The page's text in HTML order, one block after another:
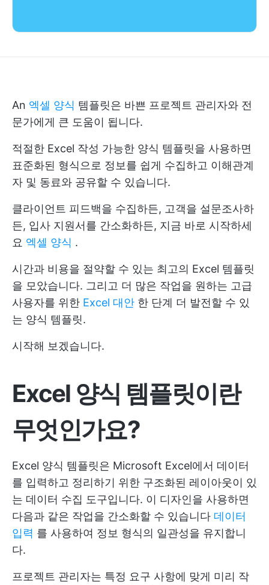
An 엑셀 양식 템플릿은 바쁜 프로젝트 관리자와 전
문가에게 큰 도움이 됩니다.
적절한 Excel 작성 가능한 양식 템플릿을 사용하면
표준화된 형식으로 정보를 쉽게 수집하고 이해관계
자 및 동료와 공유할 수 있습니다.
클라이언트 피드백을 수집하든, 고객을 설문조사하
든, 입사 지원서를 간소화하든, 지금 바로 시작하세
요 엑셀 양식 .
시간과 비용을 절약할 수 있는 최고의 Excel 템플릿
을 모았습니다. 그리고 더 많은 작업을 원하는 고급
사용자를 위한 Excel 대안 한 단계 더 발전할 수 있
는 양식 템플릿.
시작해 보겠습니다.
Excel 양식 템플릿이란
무엇인가요?
Excel 양식 템플릿은 Microsoft Excel에서 데이터
를 입력하고 정리하기 위한 구조화된 레이아웃이 있
는 데이터 수집 도구입니다. 이 디자인을 사용하면
다음과 같은 작업을 간소화할 수 있습니다 데이터
입력 를 사용하여 정보 형식의 일관성을 유지합니
다.
프로젝트 관리자는 특정 요구 사항에 맞게 미리 작